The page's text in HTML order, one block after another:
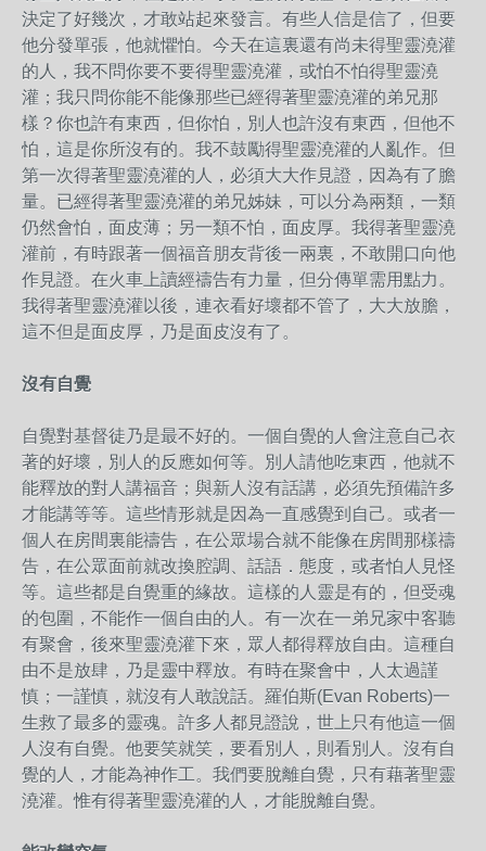
決定了好幾次，才敢站起來發言。有些人信是信了，但要
他分發單張，他就懼怕。今天在這裏還有尚未得聖靈澆灌
的人，我不問你要不要得聖靈澆灌，或怕不怕得聖靈澆
灌；我只問你能不能像那些已經得著聖靈澆灌的弟兄那
樣？你也許有東西，但你怕，別人也許沒有東西，但他不
怕，這是你所沒有的。我不鼓勵得聖靈澆灌的人亂作。但
第一次得著聖靈澆灌的人，必須大大作見證，因為有了膽
量。已經得著聖靈澆灌的弟兄姊妹，可以分為兩類，一類
仍然會怕，面皮薄；另一類不怕，面皮厚。我得著聖靈澆
灌前，有時跟著一個福音朋友背後一兩裏，不敢開口向他
作見證。在火車上讀經禱告有力量，但分傳單需用點力。
我得著聖靈澆灌以後，連衣看好壞都不管了，大大放膽，
這不但是面皮厚，乃是面皮沒有了。
沒有自覺
自覺對基督徒乃是最不好的。一個自覺的人會注意自己衣
著的好壞，別人的反應如何等。別人請他吃東西，他就不
能釋放的對人講福音；與新人沒有話講，必須先預備許多
才能講等等。這些情形就是因為一直感覺到自己。或者一
個人在房間裏能禱告，在公眾場合就不能像在房間那樣禱
告，在公眾面前就改換腔調、話語．態度，或者怕人見怪
等。這些都是自覺重的緣故。這樣的人靈是有的，但受魂
的包圍，不能作一個自由的人。有一次在一弟兄家中客聽
有聚會，後來聖靈澆灌下來，眾人都得釋放自由。這種自
由不是放肆，乃是靈中釋放。有時在聚會中，人太過謹
慎；一謹慎，就沒有人敢說話。羅伯斯(Evan Roberts)一
生救了最多的靈魂。許多人都見證說，世上只有他這一個
人沒有自覺。他要笑就笑，要看別人，則看別人。沒有自
覺的人，才能為神作工。我們要脫離自覺，只有藉著聖靈
澆灌。惟有得著聖靈澆灌的人，才能脫離自覺。